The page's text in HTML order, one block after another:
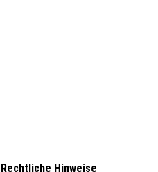
Rechtliche Hinweise